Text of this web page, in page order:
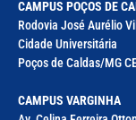
CAMPUS POÇOS DE
Rodovia José Aurélio
Cidade Universitária
Poços de Caldas/MG
CAMPUS VARGINHA